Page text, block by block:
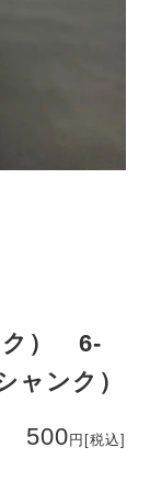
ク） 6-
ャンク）
500 円 [税込]